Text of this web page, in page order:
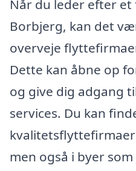
Når du leder efter
Borbjerg, kan det
overveje
Dette kan åbne op
og give dig adgang
services. Du kan
men også i byer som